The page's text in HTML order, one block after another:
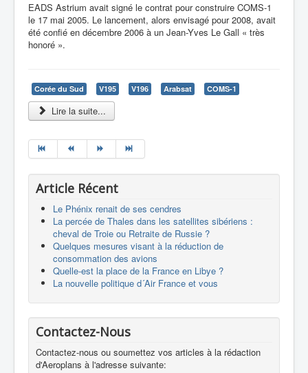
EADS Astrium avait signé le contrat pour construire COMS-1
le 17 mai 2005. Le lancement, alors envisagé pour 2008, avait
été confié en décembre 2006 à un Jean-Yves Le Gall « très
honoré ».
Corée du Sud V195 V196 Arabsat COMS-1
Lire la suite...
Article Récent
Le Phénix renait de ses cendres
La percée de Thales dans les satellites sibériens :
cheval de Troie ou Retraite de Russie ?
Quelques mesures visant à la réduction de
consommation des avions
Quelle-est la place de la France en Libye ?
La nouvelle politique d´Air France et vous
Contactez-Nous
Contactez-nous ou soumettez vos articles à la rédaction
d'Aeroplans à l'adresse suivante: